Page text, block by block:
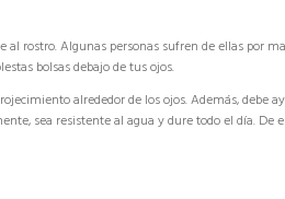
al rostro. Algunas personas sufren de ellas por
bolsas debajo de tus ojos.
alrededor de los ojos. Además, debe
sea resistente al agua y dure todo el día. De